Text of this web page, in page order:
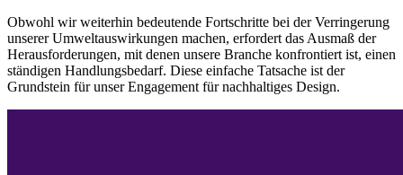
Obwohl wir weiterhin bedeutende Fortschritte bei der Verringerung
unserer Umweltauswirkungen machen, erfordert das Ausmaß der
Herausforderungen, mit denen unsere Branche konfrontiert ist, einen
ständigen Handlungsbedarf. Diese einfache Tatsache ist der
Grundstein für unser Engagement für nachhaltiges Design.